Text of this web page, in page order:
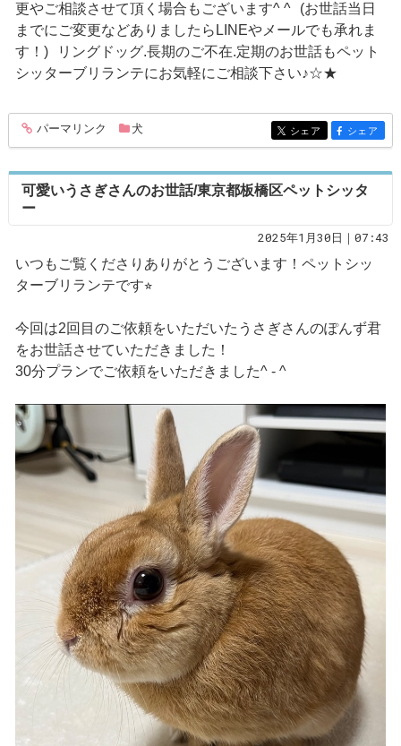
更やご相談させて頂く場合もございます^ ^ (お世話当日
までにご変更などありましたらLINEやメールでも承れま
す！) リングドッグ.長期のご不在.定期のお世話もペット
シッターブリランテにお気軽にご相談下さい♪☆★
entry235
パーマリンク 犬 entry235
シェア entry235
シェア
可愛いうさぎさんのお世話/東京都板橋区ペットシッタ
ー
2025年1月30日｜07:43
いつもご覧くださりありがとうございます！ペットシッ
ターブリランテです⭐︎
今回は2回目のご依頼をいただいたうさぎさんのぽんず君
をお世話させていただきました！
30分プランでご依頼をいただきました^ - ^